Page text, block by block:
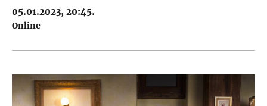
05.01.2023, 20:45.
Online